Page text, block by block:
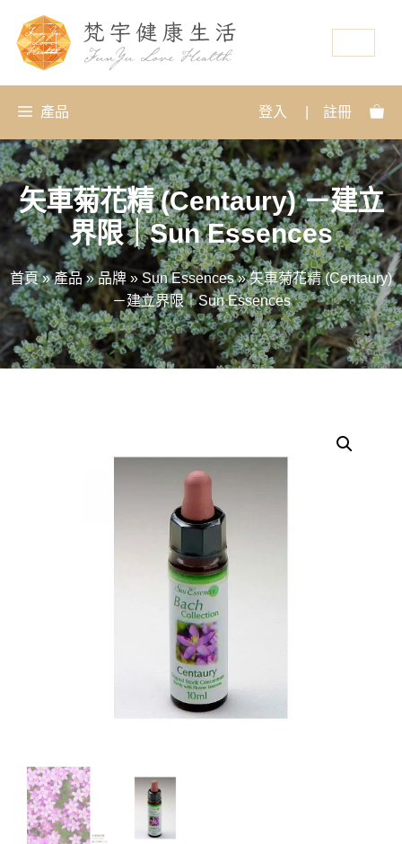
產品 登入 註冊
矢車菊花精 (Centaury) －建立
界限｜Sun Essences
首頁 » 產品 » 品牌 » Sun Essences » 矢車菊花精 (Centaury)
－建立界限｜Sun Essences